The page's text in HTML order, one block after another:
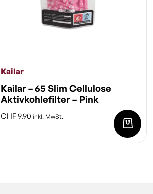
Kailar
Kailar – 65 Slim Cellulose
Aktivkohlefilter – Pink
CHF9.90 inkl. MwSt.